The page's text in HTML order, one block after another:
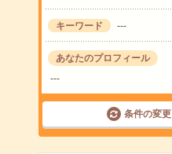
キーワード ---
あなたのプロフィール
---
条件の変更